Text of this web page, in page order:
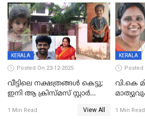
രണ്ട് കേസുകൾ
KERALA
Posted On 23-12-2025
വീട്ടിലെ നക്ഷത്രങ്ങൾ കെട്ടു;
ഇനി ആ ക്രിസ്മസ് സ്റ്റാർ
വേണ്ടിയുള്ള
1 Min Read View All
KERALA
Posted
വി.കെ
1 Min Read